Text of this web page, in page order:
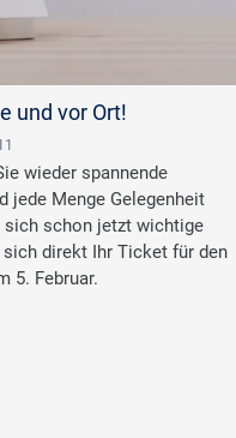
und vor Ort!
wieder spannende
jede Menge Gelegenheit
sich schon jetzt wichtige
direkt Ihr Ticket für den
5. Februar.